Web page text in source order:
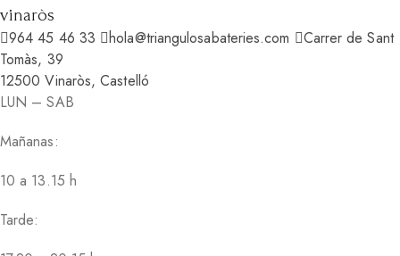
vinaròs
964 45 46 33 hola@triangulosabateries.com
Carrer de Sant
Tomàs, 39
12500 Vinaròs, Castelló
LUN – SAB
Mañanas:
10 a 13.15 h
Tarde: